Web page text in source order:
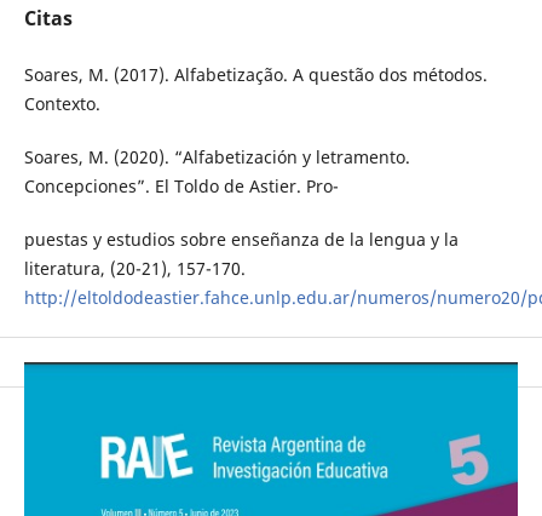
Citas
Soares, M. (2017). Alfabetização. A questão dos métodos.
Contexto.
Soares, M. (2020). “Alfabetización y letramento.
Concepciones”. El Toldo de Astier. Pro-
puestas y estudios sobre enseñanza de la lengua y la
literatura, (20-21), 157-170.
http://eltoldodeastier.fahce.unlp.edu.ar/numeros/numero20/